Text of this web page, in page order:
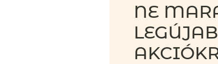
NE